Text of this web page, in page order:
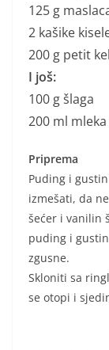
125 g
2 kašike
200 g petit
I još:
100 g šlaga
200 ml
Priprema
Puding i
izmešati, da
šećer i vanilin
puding i
zgusne.
Skloniti sa
se otopi i